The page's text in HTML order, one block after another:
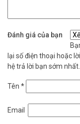
Đánh giá của bạn
lại số điện thoại hoặc
hệ trả lời bạn sớm nhất.
Tên *
Email